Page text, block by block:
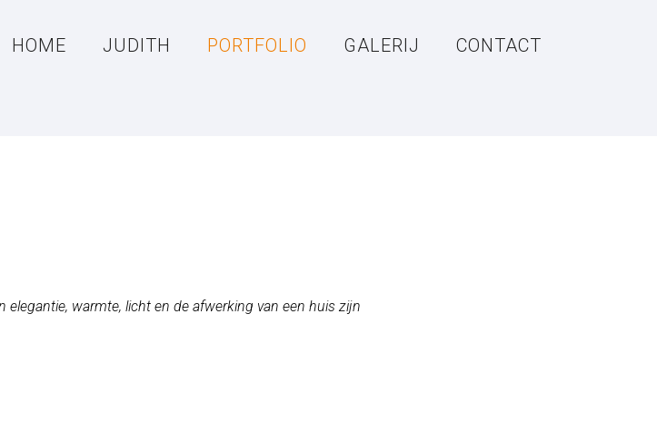
HOME JUDITH PORTFOLIO GALERIJ CONTACT
warmte, licht en de afwerking van een huis zijn